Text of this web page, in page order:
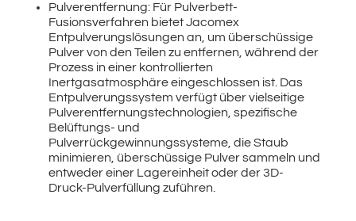
Pulverentfernung: Für Pulverbett-
Fusionsverfahren bietet Jacomex
Entpulverungslösungen an, um überschüssige
Pulver von den Teilen zu entfernen, während der
Prozess in einer kontrollierten
Inertgasatmosphäre eingeschlossen ist. Das
Entpulverungssystem verfügt über vielseitige
Pulverentfernungstechnologien, spezifische
Belüftungs- und
Pulverrückgewinnungssysteme, die Staub
minimieren, überschüssige Pulver sammeln und
entweder einer Lagereinheit oder der 3D-
Druck-Pulverfüllung zuführen.